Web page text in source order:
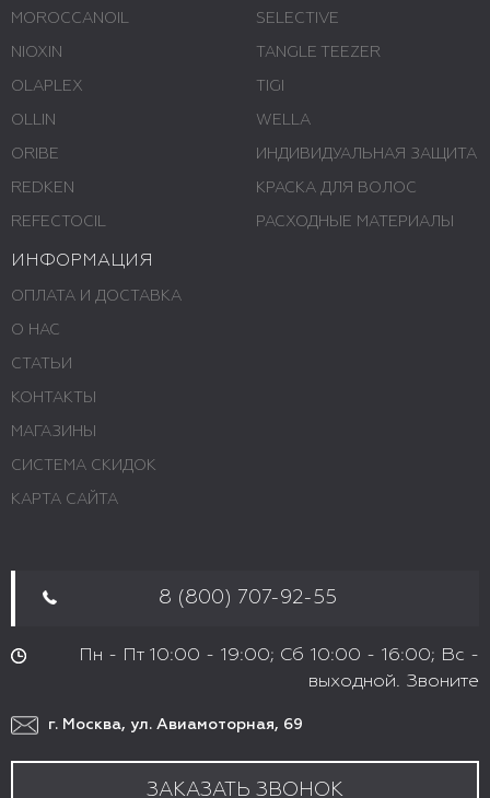
MOROCCANOIL
NIOXIN
OLAPLEX
OLLIN
ORIBE
REDKEN
REFECTOCIL
SELECTIVE
TANGLE TEEZER
TIGI
WELLA
ИНДИВИДУАЛЬНАЯ ЗАЩИТА
КРАСКА ДЛЯ ВОЛОС
РАСХОДНЫЕ МАТЕРИАЛЫ
ИНФОРМАЦИЯ
ОПЛАТА И ДОСТАВКА
О НАС
СТАТЬИ
КОНТАКТЫ
МАГАЗИНЫ
СИСТЕМА СКИДОК
КАРТА САЙТА
8 (800) 707-92-55
Пн - Пт 10:00 - 19:00; Сб 10:00 - 16:00; Вс -
выходной. Звоните
г. Москва, ул. Авиамоторная, 69
ЗАКАЗАТЬ ЗВОНОК